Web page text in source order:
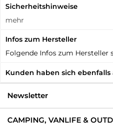
Sicherheitshinweise
mehr
Infos zum Hersteller
Folgende Infos zum Hersteller
Kunden haben sich ebenfalls
Newsletter
CAMPING, VANLIFE &